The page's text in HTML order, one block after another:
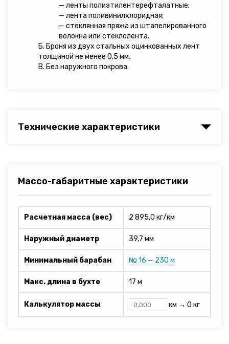
— ленты полиэтилентерефталатные;
— лента поливинилхлоридная;
— стеклянная пряжа из штапелированного
волокна или стеклолента.
Б. Броня из двух стальных оцинкованных лент
толщиной не менее 0,5 мм.
В. Без наружного покрова.
Технические характеристики
Массо-габаритные характеристики
Расчетная масса (вес) 2 895,0 кг/км
Наружный диаметр 39,7 мм
Минимальный барабан № 16 — 230 м
Макс. длина в бухте 17 м
Калькулятор массы км → 0 кг